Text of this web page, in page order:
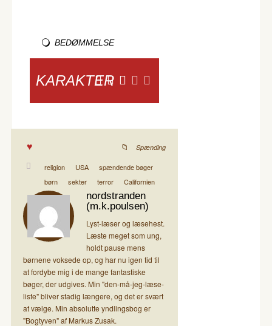
BEDØMMELSE
KARAKTER
Spænding
religion USA
spændende bøger
børn
sekter terror Californien
nordstranden
(m.k.poulsen)
Lyst-læser og læsehest.
Læste meget som ung,
holdt pause mens
børnene voksede op, og har nu igen tid til
at fordybe mig i de mange fantastiske
bøger, der udgives. Min "den-må-jeg-læse-
liste" bliver stadig længere, og det er svært
at vælge. Min absolutte yndlingsbog er
"Bogtyven" af Markus Zusak.